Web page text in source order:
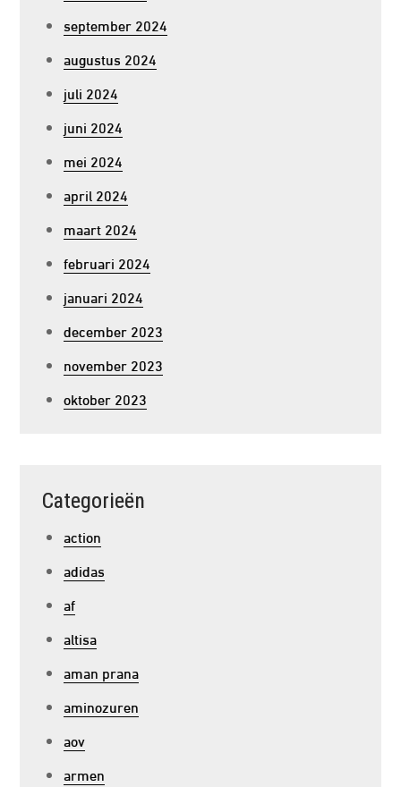
september 2024
augustus 2024
juli 2024
juni 2024
mei 2024
april 2024
maart 2024
februari 2024
januari 2024
december 2023
november 2023
oktober 2023
Categorieën
action
adidas
af
altisa
aman prana
aminozuren
aov
armen